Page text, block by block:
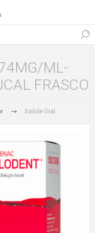
ML-
FRASCO
Saúde Oral